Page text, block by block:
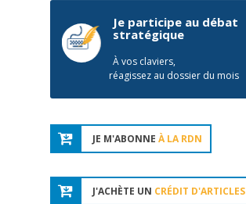
Je participe au débat
stratégique
À vos claviers,
réagissez au dossier du mois
JE M'ABONNE À LA RDN
J'ACHÈTE UN CRÉDIT D'ARTICLES